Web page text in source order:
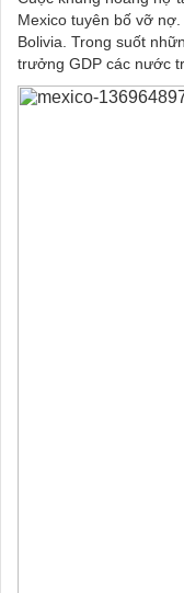
Mexico tuyên bố vỡ
Bolivia. Trong suốt
trưởng GDP các nước